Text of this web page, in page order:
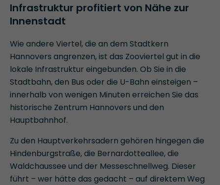
Infrastruktur profitiert von Nähe zur
Innenstadt
Wie andere Viertel, die an dem Stadtkern
Hannovers angrenzen, ist das Zooviertel gut in die
lokale Infrastruktur eingebunden. Ob Sie in die
Stadtbahn, den Bus oder die U-Bahn einsteigen –
innerhalb von wenigen Minuten erreichen Sie das
historische Zentrum Hannovers und den
Hauptbahnhof.
Zu den Hauptverkehrsadern gehören hingegen die
Hindenburgstraße, die Bernardotteallee, die
Waldchaussee und der Messeschnellweg. Dieser
führt – wer hätte das gedacht – auf direktem Weg